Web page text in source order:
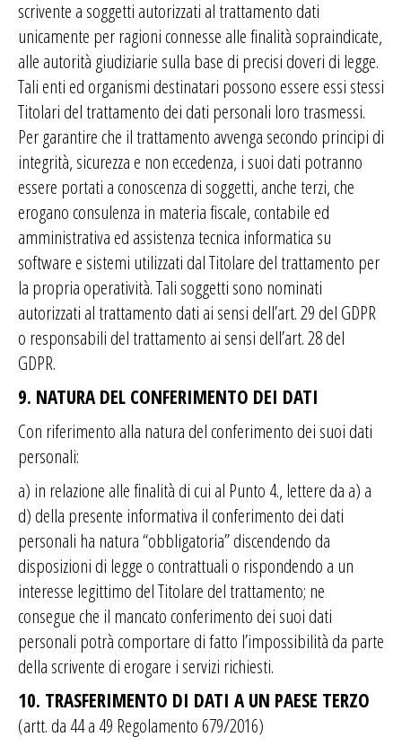
scrivente a soggetti autorizzati al trattamento dati
unicamente per ragioni connesse alle finalità sopraindicate,
alle autorità giudiziarie sulla base di precisi doveri di legge.
Tali enti ed organismi destinatari possono essere essi stessi
Titolari del trattamento dei dati personali loro trasmessi.
Per garantire che il trattamento avvenga secondo principi di
integrità, sicurezza e non eccedenza, i suoi dati potranno
essere portati a conoscenza di soggetti, anche terzi, che
erogano consulenza in materia fiscale, contabile ed
amministrativa ed assistenza tecnica informatica su
software e sistemi utilizzati dal Titolare del trattamento per
la propria operatività. Tali soggetti sono nominati
autorizzati al trattamento dati ai sensi dell’art. 29 del GDPR
o responsabili del trattamento ai sensi dell’art. 28 del
GDPR.
9. NATURA DEL CONFERIMENTO DEI DATI
Con riferimento alla natura del conferimento dei suoi dati
personali:
a) in relazione alle finalità di cui al Punto 4., lettere da a) a
d) della presente informativa il conferimento dei dati
personali ha natura “obbligatoria” discendendo da
disposizioni di legge o contrattuali o rispondendo a un
interesse legittimo del Titolare del trattamento; ne
consegue che il mancato conferimento dei suoi dati
personali potrà comportare di fatto l’impossibilità da parte
della scrivente di erogare i servizi richiesti.
10. TRASFERIMENTO DI DATI A UN PAESE TERZO
(artt. da 44 a 49 Regolamento 679/2016)